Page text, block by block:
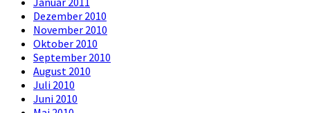
Dezember 2010
November 2010
Oktober 2010
September 2010
August 2010
Juli 2010
Juni 2010